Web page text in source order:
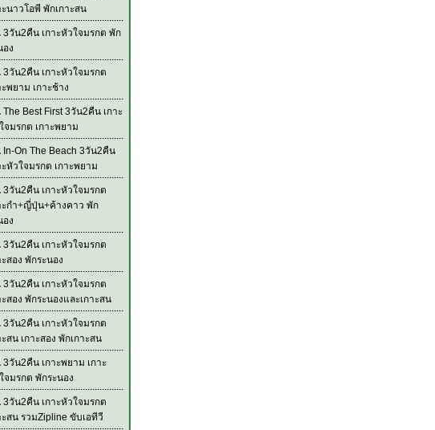
ะนาวโอพี พักเกาะสน
3วัน2คืน เกาะหัวใจมรกต พัก
อง
3วัน2คืน เกาะหัวใจมรกต
ะพยาม เกาะช้าง
The Best First 3วัน2คืน เกาะ
จมรกต เกาะพยาม
In-On The Beach 3วัน2คืน
ะหัวใจมรกต เกาะพยาม
3วัน2คืน เกาะหัวใจมรกต
ะกำ+ญี่ปุ่น+ค้างคาว พัก
อง
3วัน2คืน เกาะหัวใจมรกต
ะสอง พักระนอง
3วัน2คืน เกาะหัวใจมรกต
ะสอง พักระนองและเกาะสน
3วัน2คืน เกาะหัวใจมรกต
ะสน เกาะสอง พักเกาะสน
3วัน2คืน เกาะพยาม เกาะ
จมรกต พักระนอง
3วัน2คืน เกาะหัวใจมรกต
ะสน รวมZipline ขับเอทีวี